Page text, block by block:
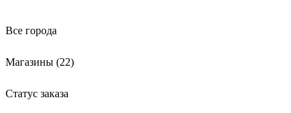
Все города
Магазины (22)
Статус заказа